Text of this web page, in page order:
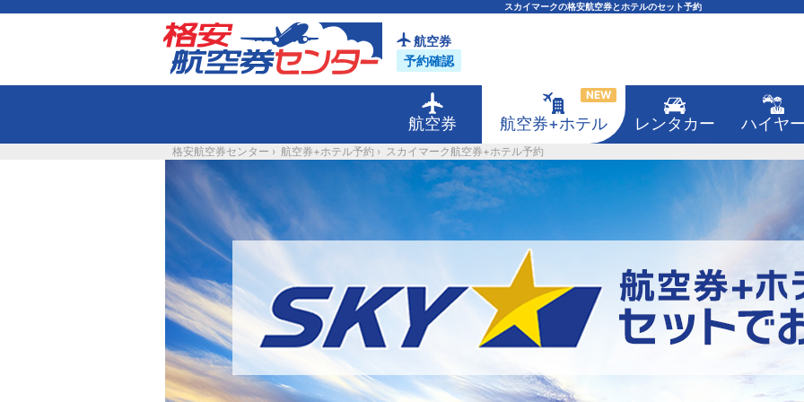
スカイマークの格安航空券とホテルのセット予約
航空券
予約確認
航空券 航空券+ホテル
NEW
レンタカー ハイヤ
格安航空券センター › 航空券+ホテル予約 › スカイマーク航空券+ホテル予約